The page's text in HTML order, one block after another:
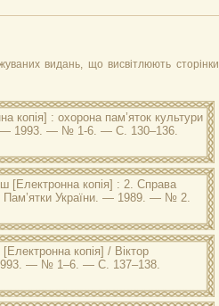
видань, що висвітлюють сторінки
копія] : охорона пам’яток культури
— 1993. — № 1-6. — С. 130–136.
[Електронна копія] : 2. Справа
України. — 1989. — № 2.
[Електронна копія] / Віктор
— № 1–6. — С. 137–138.